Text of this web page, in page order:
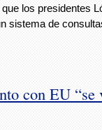
los presidentes
sistema de
con EU “se